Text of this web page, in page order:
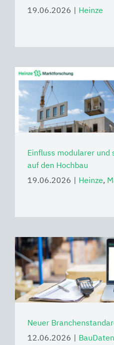
19.06.2026 Heinze
Einfluss modularer und
auf den Hochbau
19.06.2026
Heinze,
Neuer
12.06.2026